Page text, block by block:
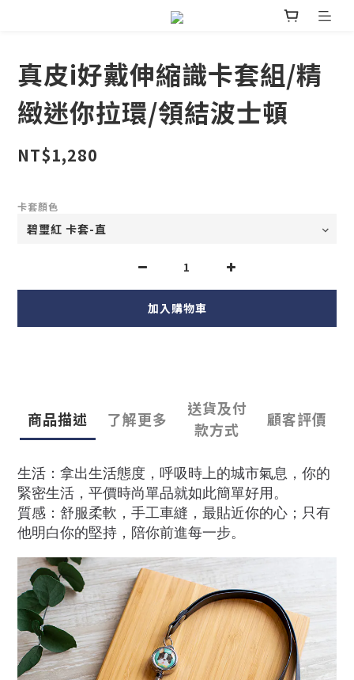
真皮i好戴伸縮識卡套組/精
緻迷你拉環/領結波士頓
NT$1,280
卡套顏色
加入購物車
商品描述 了解更多
送貨及付
款方式
顧客評價
生活：拿出生活態度，呼吸時上的城市氣息，你的
緊密生活，平價時尚單品就如此簡單好用。
質感：舒服柔軟，手工車縫，最貼近你的心；只有
他明白你的堅持，陪你前進每一步。